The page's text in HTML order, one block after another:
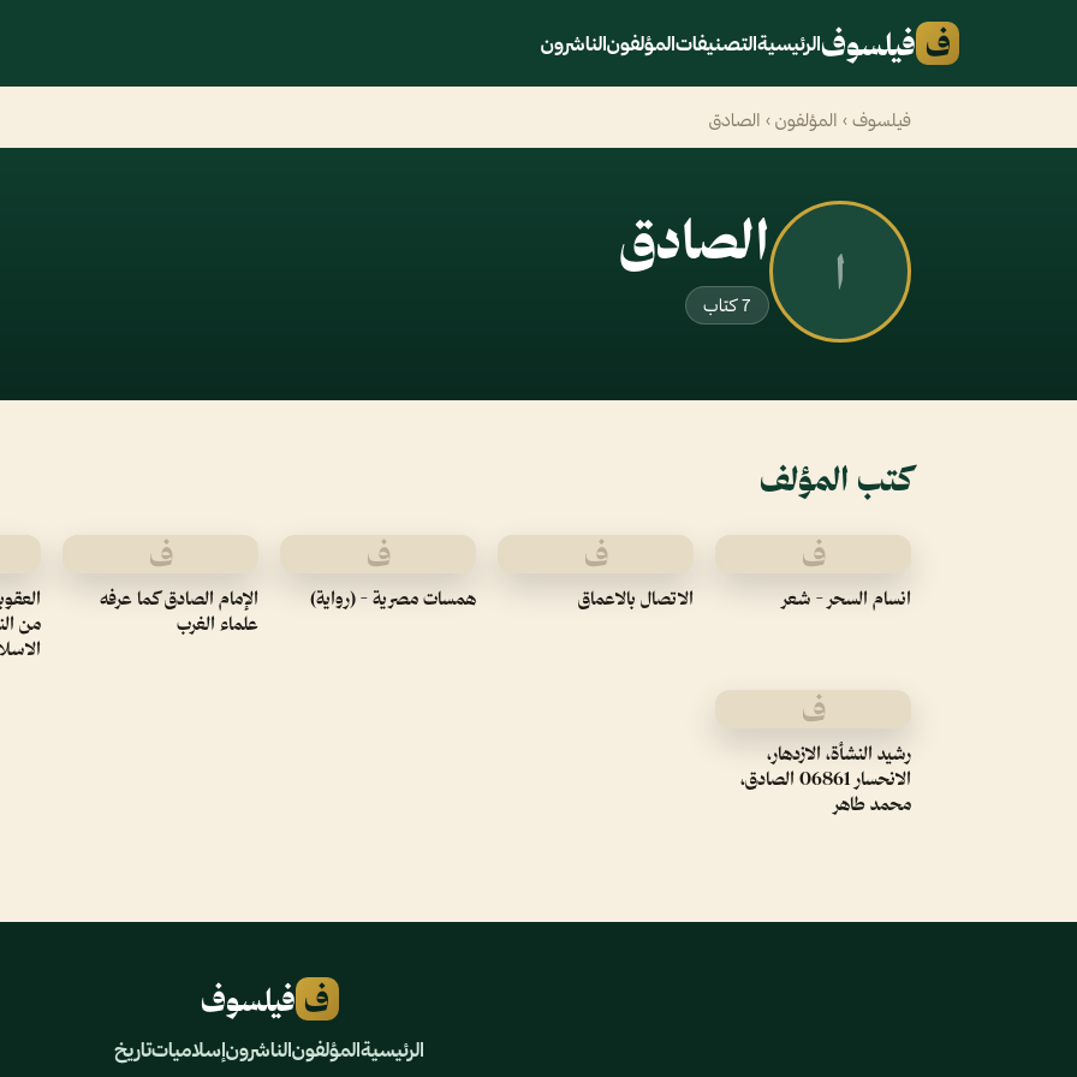
ف فيلسوفالرئيسيةالتصنيفاتالمؤلفونالناشرون
فيلسوف › المؤلفون › الصادق
ا الصادق
7 كتاب
كتب المؤلف
ف
انسام السحر - شعر
ف
الاتصال بالاعماق
ف
همسات مصرية - (رواية)
ف
الإمام الصادق كما عرفه
علماء الغرب
من
الاسلامى
ف
رشيد النشأة، الازدهار،
الانحسار 06861 الصادق،
محمد طاهر
ف فيلسوف
الرئيسيةالمؤلفونالناشرونإسلامياتتاريخ